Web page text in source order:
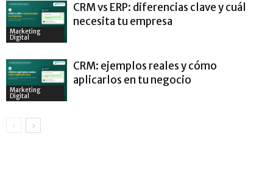
Marketing
Digital
CRM vs ERP: diferencias clave y cuál
necesita tu empresa
Marketing
Digital
CRM: ejemplos reales y cómo
aplicarlos en tu negocio